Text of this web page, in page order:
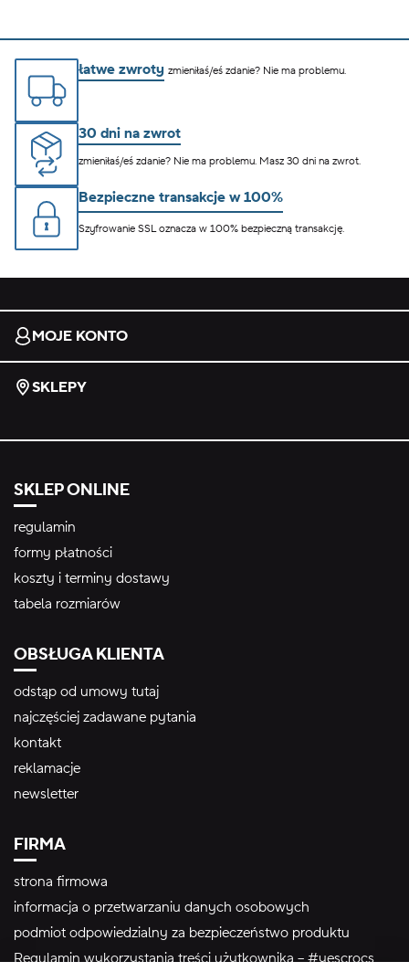
łatwe zwroty zmieniłaś/eś zdanie? Nie ma problemu.
30 dni na zwrot
zmieniłaś/eś zdanie? Nie ma problemu. Masz 30 dni na zwrot.
Bezpieczne transakcje w 100%
Szyfrowanie SSL oznacza w 100% bezpieczną transakcję.
MOJE KONTO
SKLEPY
SKLEP ONLINE
regulamin
formy płatności
koszty i terminy dostawy
tabela rozmiarów
OBSŁUGA KLIENTA
odstąp od umowy tutaj
najczęściej zadawane pytania
kontakt
reklamacje
newsletter
FIRMA
strona firmowa
informacja o przetwarzaniu danych osobowych
podmiot odpowiedzialny za bezpieczeństwo produktu
Regulamin wykorzystania treści użytkownika – #yescrocs